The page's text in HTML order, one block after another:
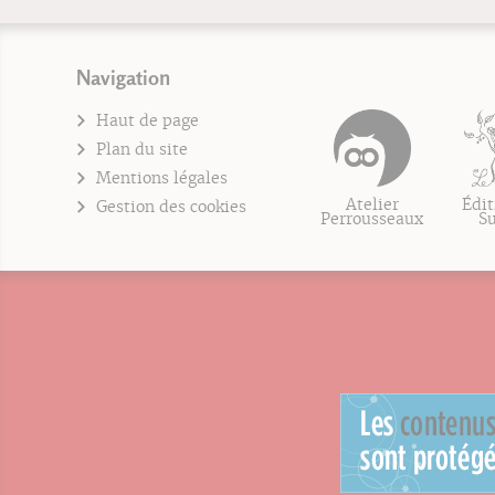
Navigation
Haut de page
Plan du site
Mentions légales
Gestion des cookies
Atelier
Perrousseaux